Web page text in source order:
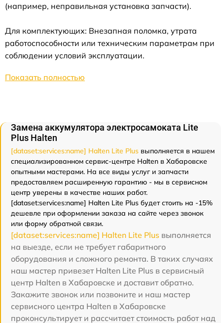
(например, неправильная установка запчасти).
Для комплектующих: Внезапная поломка, утрата
работоспособности или техническим параметрам при
соблюдении условий эксплуатации.
Показать полностью
Замена аккумулятора электросамоката Lite
Plus Halten
[dataset:services:name] Halten Lite Plus выполняется в нашем
специализированном сервис-центре Halten в Хабаровске
опытными мастерами. На все виды услуг и запчасти
предоставляем расширенную гарантию - мы в сервисном
центр уверены в качестве наших работ.
[dataset:services:name] Halten Lite Plus будет стоить на -15%
дешевле при оформлении заказа на сайте через звонок
или форму обратной связи.
[dataset:services:name] Halten Lite Plus выполняется
на выезде, если не требует габаритного
оборудования и сложного ремонта. В таких случаях
наш мастер привезет Halten Lite Plus в сервисный
центр Halten в Хабаровске и доставит обратно.
Закажите звонок или позвоните и наш мастер
сервисного центра Halten в Хабаровске
проконсультирует и рассчитает стоимость работ над